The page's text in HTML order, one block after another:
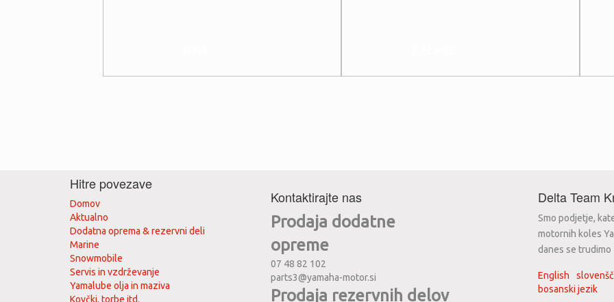
Hitre povezave
Domov
Aktualno
Dodatna oprema & rezervni deli
Marine
Snowmobile
Servis in vzdrževanje
Yamalube olja in maziva
Kovčki, torbe itd.
Kontaktirajte nas
Prodaja dodatne
opreme
07 48 82 102
parts3@yamaha-motor.si
Prodaja rezervnih delov
Delta Team
Smo podjetje,
motornih koles
danes se
English
bosanski jezik